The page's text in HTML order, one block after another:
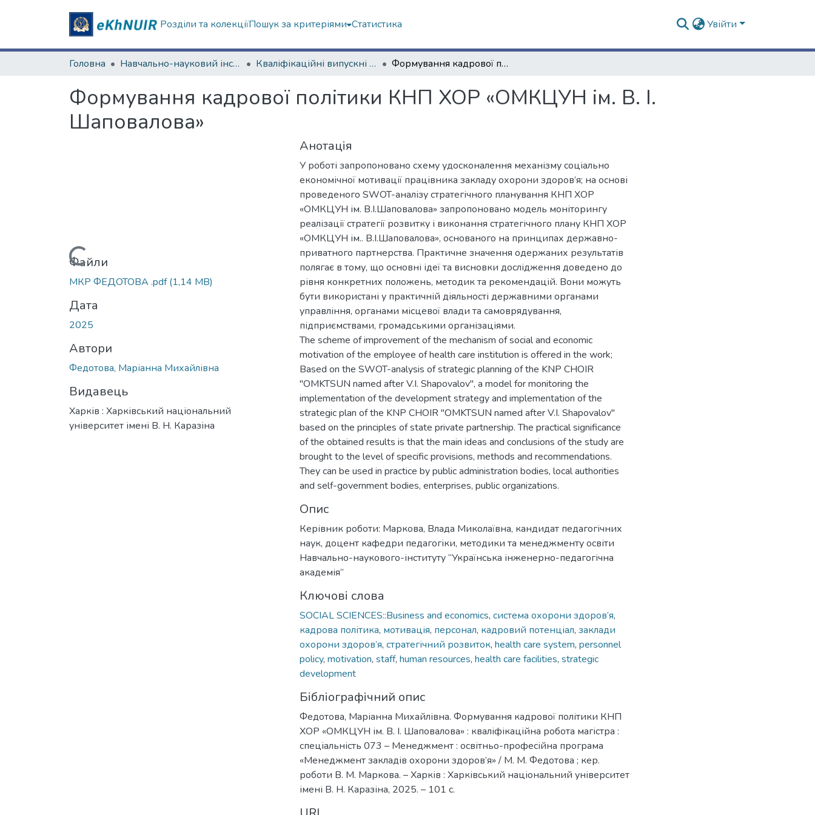
Розділи та колекціїПошук за критеріями Статистика Увійти
Головна Навчально-науковий інститут «Українська інженерно-педагогічна академія» Кваліфікаційні випускні роботи магістрів. Навчально-науковий інститут «Українська інженерно-педагогічна академія» Формування кадрової політики КНП ХОР «ОМКЦУН ім. В. І. Шаповалова»
Формування кадрової політики КНП ХОР «ОМКЦУН ім. В. І.
Шаповалова»
Вантажиться...Файли
МКР ФЕДОТОВА .pdf(1,14 MB)
Дата
2025
Автори
Федотова, Маріанна Михайлівна
Видавець
Харків : Харківський національний
університет імені В. Н. Каразіна
Анотація
У роботі запропоновано схему удосконалення механізму соціально
економічної мотивації працівника закладу охорони здоров’я; на основі
проведеного SWOT-аналізу стратегічного планування КНП ХОР
«ОМКЦУН ім. В.І.Шаповалова» запропоновано модель моніторингу
реалізації стратегії розвитку і виконання стратегічного плану КНП ХОР
«ОМКЦУН ім.. В.І.Шаповалова», основаного на принципах державно-
приватного партнерства. Практичне значення одержаних результатів
полягає в тому, що основні ідеї та висновки дослідження доведено до
рівня конкретних положень, методик та рекомендацій. Вони можуть
бути використані у практичній діяльності державними органами
управління, органами місцевої влади та самоврядування,
підприємствами, громадськими організаціями.
The scheme of improvement of the mechanism of social and economic
motivation of the employee of health care institution is offered in the work;
Based on the SWOT-analysis of strategic planning of the KNP CHOIR
"OMKTSUN named after V.I. Shapovalov", a model for monitoring the
implementation of the development strategy and implementation of the
strategic plan of the KNP CHOIR "OMKTSUN named after V.I. Shapovalov"
based on the principles of state private partnership. The practical significance
of the obtained results is that the main ideas and conclusions of the study are
brought to the level of specific provisions, methods and recommendations.
They can be used in practice by public administration bodies, local authorities
and self-government bodies, enterprises, public organizations.
Опис
Керівник роботи: Маркова, Влада Миколаївна, кандидат педагогічних
наук, доцент кафедри педагогіки, методики та менеджменту освіти
Навчально-наукового-інституту “Українська інженерно-педагогічна
академія”
Ключові слова
SOCIAL SCIENCES::Business and economics, система охорони здоров’я,
кадрова політика, мотивація, персонал, кадровий потенціал, заклади
охорони здоров’я, стратегічний розвиток, health care system, personnel
policy, motivation, staff, human resources, health care facilities, strategic
development
Бібліографічний опис
Федотова, Маріанна Михайлівна. Формування кадрової політики КНП
ХОР «ОМКЦУН ім. В. І. Шаповалова» : кваліфікаційна робота магістра :
спеціальність 073 – Менеджмент : освітньо-професійна програма
«Менеджмент закладів охорони здоров’я» / М. М. Федотова ; кер.
роботи В. М. Маркова. – Харків : Харківський національний університет
імені В. Н. Каразіна, 2025. – 101 с.